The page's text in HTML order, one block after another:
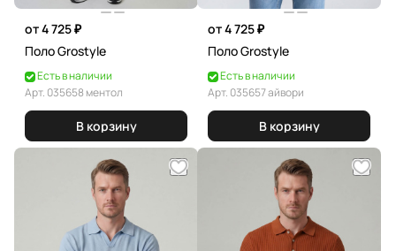
от 4 725 ₽
Поло Grostyle
Есть в наличии
Арт. 035658 ментол
В корзину
от 4 725 ₽
Поло Grostyle
Есть в наличии
Арт. 035657 айвори
В корзину